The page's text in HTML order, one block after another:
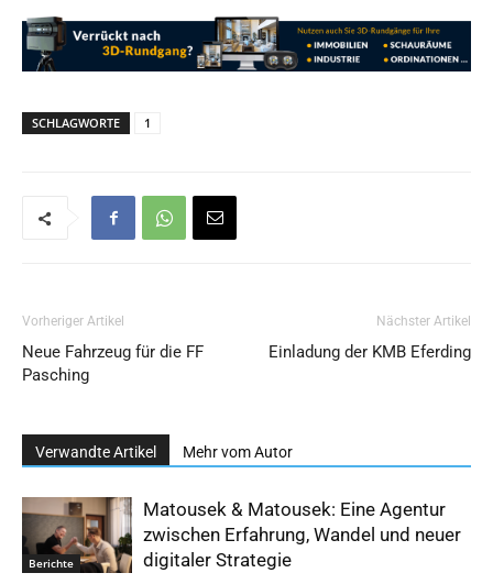
SCHLAGWORTE 1
Vorheriger Artikel
Neue Fahrzeug für die FF
Pasching
Nächster Artikel
Einladung der KMB Eferding
Verwandte Artikel Mehr vom Autor
Berichte
Matousek & Matousek: Eine Agentur
zwischen Erfahrung, Wandel und neuer
digitaler Strategie